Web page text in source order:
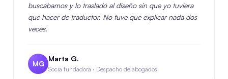
buscábamos y lo trasladó al diseño sin que yo tuviera
que hacer de traductor. No tuve que explicar nada dos
veces.
MG
Marta G.
Socia fundadora · Despacho de abogados